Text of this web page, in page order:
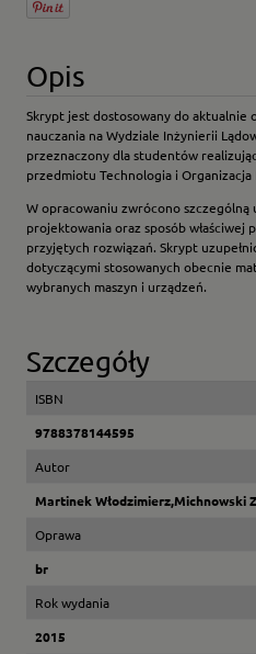
Opis
Skrypt jest dostosowany do aktualnie
nauczania na Wydziale Inżynierii
przeznaczony dla studentów
przedmiotu Technologia i
W opracowaniu zwrócono szczególną
projektowania oraz sposób
przyjętych rozwiązań. Skrypt
dotyczącymi stosowanych obecnie
wybranych maszyn i urządzeń.
Szczegóły
ISBN
9788378144595
Autor
Martinek Włodzimierz,Michnowski
Oprawa
br
Rok wydania
2015